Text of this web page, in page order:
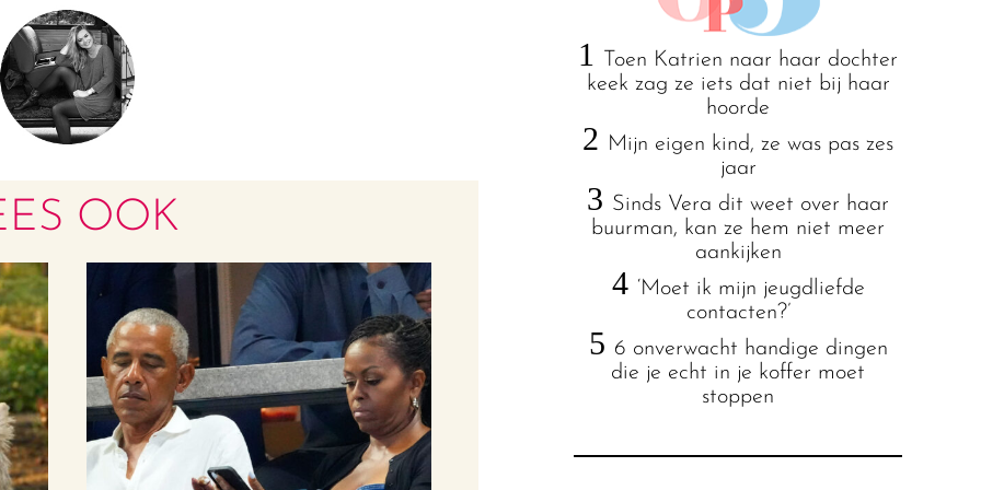
OOK
1
Toen Katrien naar haar dochter
keek zag ze iets dat niet bij haar
hoorde
2
Mijn eigen kind, ze was pas zes
jaar
3 Sinds Vera dit weet over haar
buurman, kan ze hem niet meer
aankijken
4 ‘Moet ik mijn jeugdliefde
contacten?’
5 6 onverwacht handige dingen
die je echt in je koffer moet
stoppen